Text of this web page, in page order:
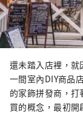
還未踏入店裡，
一間室內DIY商品
的家飾拼發商，
買的概念，最初開